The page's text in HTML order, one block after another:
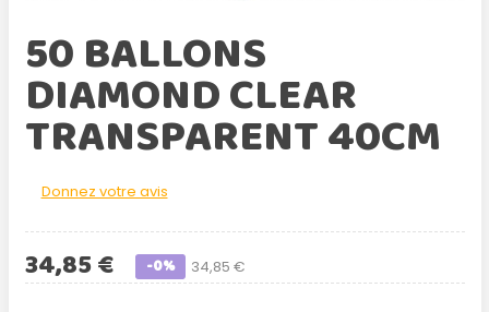
50 BALLONS
DIAMOND CLEAR
TRANSPARENT 40CM
Donnez votre avis
34,85 €
34,85 € -0%